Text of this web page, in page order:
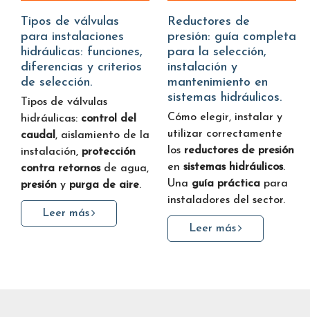
Tipos de válvulas
para instalaciones
hidráulicas: funciones,
diferencias y criterios
de selección.
Tipos de válvulas
hidráulicas: control del
caudal, aislamiento de la
instalación, protección
contra retornosde agua,
presión y purga de aire.
Leer más
Reductores de
presión: guía completa
para la selección,
instalación y
mantenimiento en
sistemas hidráulicos.
Cómo elegir, instalar y
utilizar correctamente
los reductores de presión
en sistemas hidráulicos.
Una guía práctica para
instaladores del sector.
Leer más